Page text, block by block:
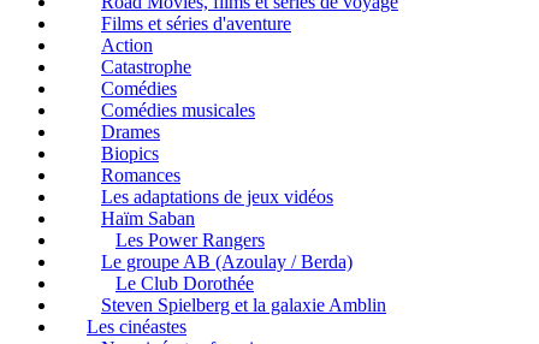
Films et séries d'aventure
Action
Catastrophe
Comédies
Comédies musicales
Drames
Biopics
Romances
Les adaptations de jeux vidéos
Haïm Saban
Les Power Rangers
Le groupe AB (Azoulay / Berda)
Le Club Dorothée
Steven Spielberg et la galaxie Amblin
Les cinéastes